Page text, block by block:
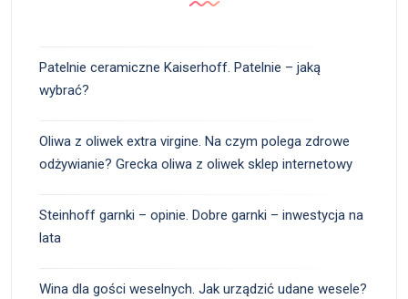
Patelnie ceramiczne Kaiserhoff. Patelnie – jaką
wybrać?
Oliwa z oliwek extra virgine. Na czym polega zdrowe
odżywianie? Grecka oliwa z oliwek sklep internetowy
Steinhoff garnki – opinie. Dobre garnki – inwestycja na
lata
Wina dla gości weselnych. Jak urządzić udane wesele?